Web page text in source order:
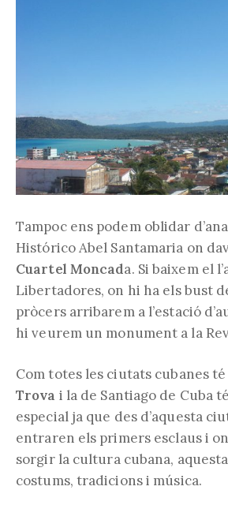
Tampoc ens podem oblidar
Histórico Abel Santamaria on
Cuartel Moncada. Si baixem el
Libertadores, on hi ha els bust
pròcers arribarem a l’estació
hi veurem un monument a la
Com totes les ciutats cubanes té
Trova i la de Santiago de Cuba
especial ja que des d’aquesta
entraren els primers esclaus i
sorgir la cultura cubana,
costums, tradicions i música.